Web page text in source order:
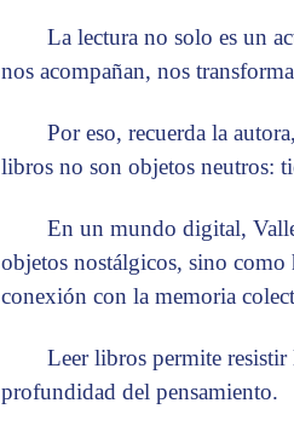
La lectura no solo es un
nos acompañan, nos
Por eso, recuerda la
libros no son objetos neutros:
En un mundo digital,
objetos nostálgicos, sino
conexión con la memoria
Leer libros permite
profundidad del pensamiento.